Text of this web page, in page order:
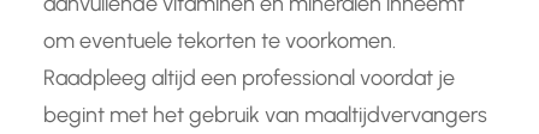
om eventuele tekorten te voorkomen.
Raadpleeg altijd een professional voordat je
begint met het gebruik van maaltijdvervangers